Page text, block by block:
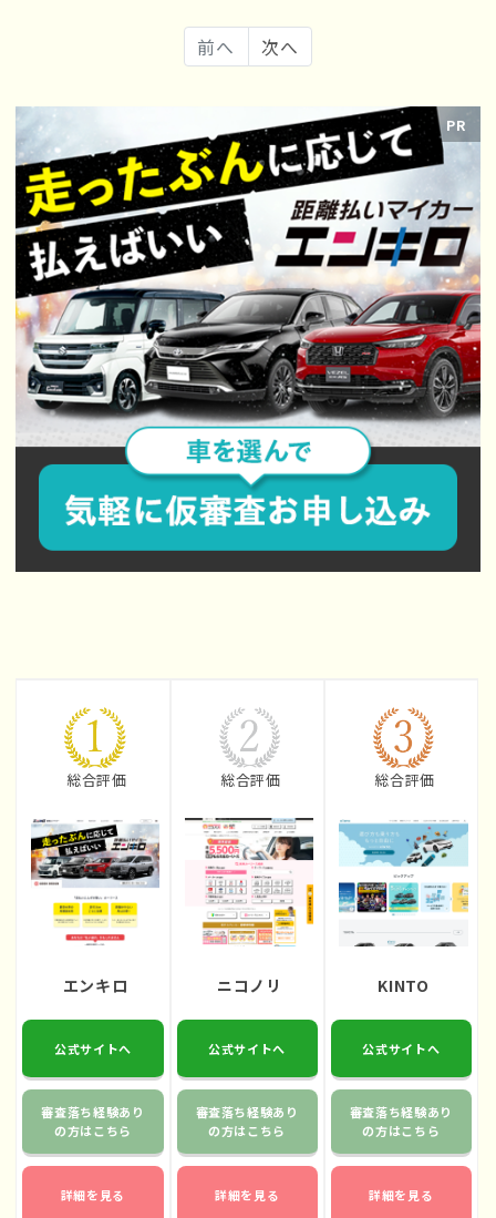
前へ 次へ
PR
総合評価 総合評価 総合評価
エンキロ ニコノリ KINTO
公式サイトへ
審査落ち経験あり
の方はこちら
詳細を見る
公式サイトへ
審査落ち経験あり
の方はこちら
詳細を見る
公式サイトへ
審査落ち経験あり
の方はこちら
詳細を見る